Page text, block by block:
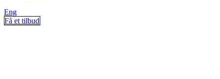
Eng
Få et tilbud